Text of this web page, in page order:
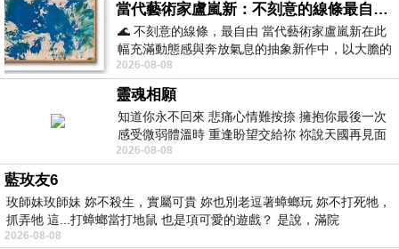
當代藝術家盧嵐新：不刻意的線條最自由，讓色彩流動、筆觸自己說話
🌊 不刻意的線條，最自由 當代藝術家盧嵐新在此
幅充滿動態感與奔放氣息的抽象新作中，以大膽的
藍色顏料在白色畫布上揮灑、壓印與流淌
2026-08-08
靈魂相願
知道你永不回來 悲痛心情難按捺 擁抱你最後一次
感受微弱體溫時 重逢盼望交給祢 祢說天國再見面
此刻忍淚說別離 他日靈魂再
2026-08-08
藍玫友6
玫師妹玫師妹 妳不殺生，實屬可貴 妳也別老逗著蟑螂玩 妳不打死牠，
抓弄牠 這...打蟑螂當打地鼠 也是項可愛的遊戲？ 是說，滿院
2026-08-08